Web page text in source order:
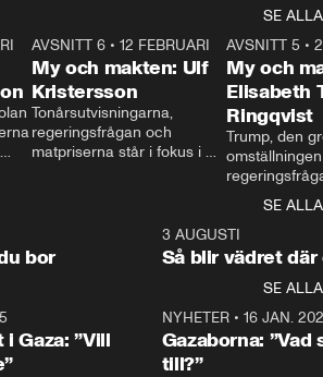
SE ALLA
27:30
AVSNITT 6 •12 FEBRUARI
My och makten: Ulf
Kristersson
Tonårsutvisningarna,
regeringsfrågan och
matpriserna står i fokus i
Rohwedder ställer
statsminister Ulf Kristersson
AVSNITT 5 •
My och
Elisabeth
Ringqvist
Trump, den
centrum i
avsnittet av
Makten”. Se
Aftonbladets
Rohwedder
Thand Ring
SE ALLA
bor
3 AUGUSTI
Så blir vädret där
SE ALLA
Gaza: ”Vill
NYHETER• 16 JAN.
Gazaborna:
till?”